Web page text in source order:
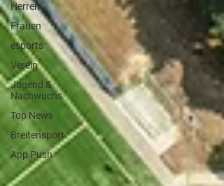
Herren
Frauen
esports
Verein
Jugend &
Nachwuchs
Top News
Breitensport
App Push